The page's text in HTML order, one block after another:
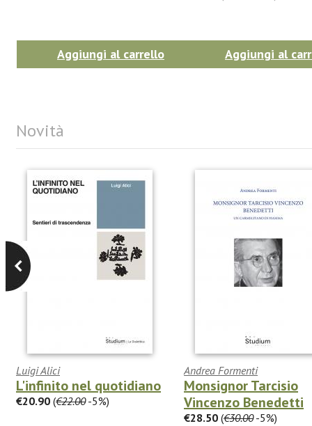
Aggiungi al carrello Aggiungi al
Novità
Luigi Alici
L'infinito nel quotidiano
€20.90 (€22.00-5%)
Andrea Formenti
Monsignor Tarcisio
Vincenzo Benedetti
€28.50 (€30.00-5%)